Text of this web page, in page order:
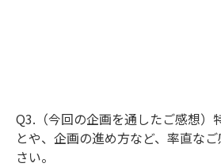
Q3.（今回の企画を通したご感想）
とや、企画の進め方など、率直な
さい。